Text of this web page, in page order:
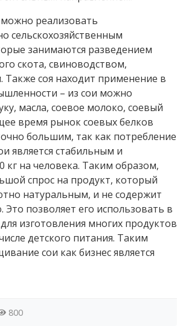
реализовать
сельскохозяйственным
занимаются разведением
скота, свиноводством,
Также соя находит применение в
– из сои можно
масла, соевое молоко, соевый
время рынок соевых белков
большим, так как потребление
является стабильным и
кг на человека. Таким образом,
спрос на продукт, который
натуральным, и не содержит
Это позволяет его использовать в
изготовления многих продуктов
детского питания. Таким
сои как бизнес является
800